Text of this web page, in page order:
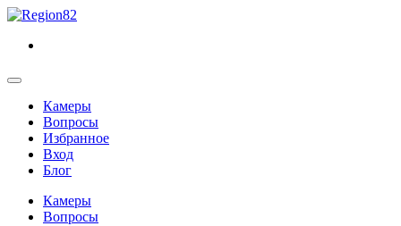
Камеры
Вопросы
Избранное
Вход
Блог
Камеры
Вопросы